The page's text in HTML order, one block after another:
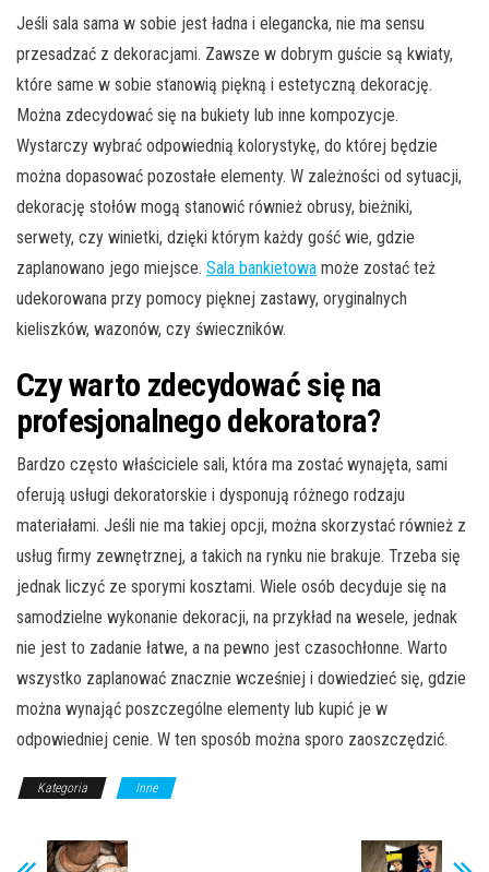
Jeśli sala sama w sobie jest ładna i elegancka, nie ma sensu
przesadzać z dekoracjami. Zawsze w dobrym guście są kwiaty,
które same w sobie stanowią piękną i estetyczną dekorację.
Można zdecydować się na bukiety lub inne kompozycje.
Wystarczy wybrać odpowiednią kolorystykę, do której będzie
można dopasować pozostałe elementy. W zależności od sytuacji,
dekorację stołów mogą stanowić również obrusy, bieżniki,
serwety, czy winietki, dzięki którym każdy gość wie, gdzie
zaplanowano jego miejsce. Sala bankietowa może zostać też
udekorowana przy pomocy pięknej zastawy, oryginalnych
kieliszków, wazonów, czy świeczników.
Czy warto zdecydować się na
profesjonalnego dekoratora?
Bardzo często właściciele sali, która ma zostać wynajęta, sami
oferują usługi dekoratorskie i dysponują różnego rodzaju
materiałami. Jeśli nie ma takiej opcji, można skorzystać również z
usług firmy zewnętrznej, a takich na rynku nie brakuje. Trzeba się
jednak liczyć ze sporymi kosztami. Wiele osób decyduje się na
samodzielne wykonanie dekoracji, na przykład na wesele, jednak
nie jest to zadanie łatwe, a na pewno jest czasochłonne. Warto
wszystko zaplanować znacznie wcześniej i dowiedzieć się, gdzie
można wynająć poszczególne elementy lub kupić je w
odpowiedniej cenie. W ten sposób można sporo zaoszczędzić.
Kategoria Inne